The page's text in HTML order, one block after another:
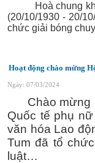
Hoà chung
(20/10/1930 - 20/
chức giải bóng
Hoạt động chào mừng
Ngày: 07/03/2024
Chào mừng
Quốc tế phụ
văn hóa Lao
Tum đã tổ
luật…